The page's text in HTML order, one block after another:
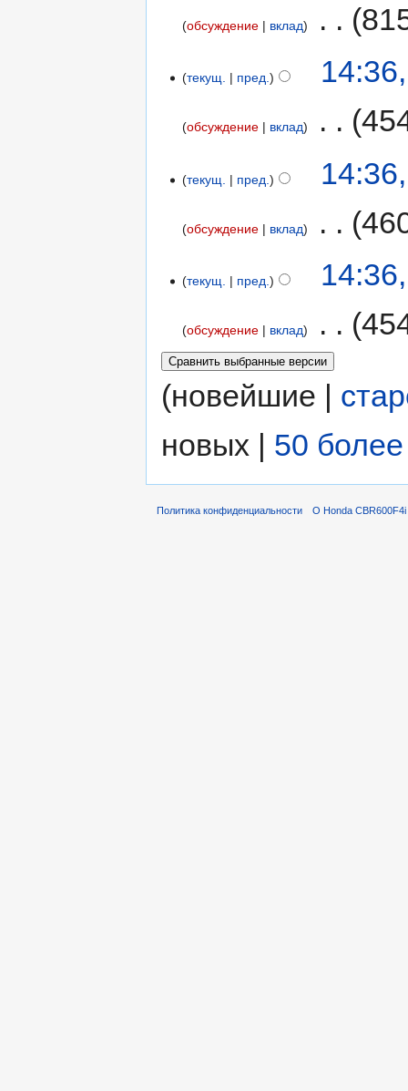
обсуждение вклад
текущ. пред.
обсуждение вклад
текущ. пред.
обсуждение вклад
текущ. пред.
обсуждение вклад
(новейшие |
новых | 50
Политика конфиденциальности О Honda CBR600F4i